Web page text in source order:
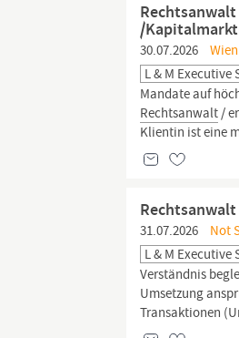
/
30.07.2026
Wien
L & M Executive
Mandate auf
Rechtsanwalt/
Klientin ist eine
31.07.2026
Not
L & M Executive
Verständnis
Umsetzung
Transaktionen